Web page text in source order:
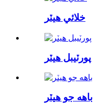
خلائي هيٽر
پورٽيبل هيٽر
باهه جو هيٽر